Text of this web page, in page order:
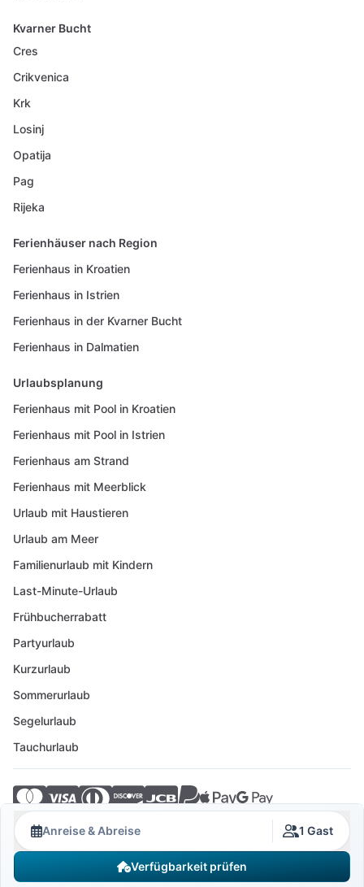
Anreise & Abreise 1 Gast
Verfügbarkeit prüfen
Kvarner Bucht
Cres
Crikvenica
Krk
Losinj
Opatija
Pag
Rijeka
Ferienhäuser nach Region
Ferienhaus in Kroatien
Ferienhaus in Istrien
Ferienhaus in der Kvarner Bucht
Ferienhaus in Dalmatien
Urlaubsplanung
Ferienhaus mit Pool in Kroatien
Ferienhaus mit Pool in Istrien
Ferienhaus am Strand
Ferienhaus mit Meerblick
Urlaub mit Haustieren
Urlaub am Meer
Familienurlaub mit Kindern
Last-Minute-Urlaub
Frühbucherrabatt
Partyurlaub
Kurzurlaub
Sommerurlaub
Segelurlaub
Tauchurlaub
© 2026 Crovillas GmbH